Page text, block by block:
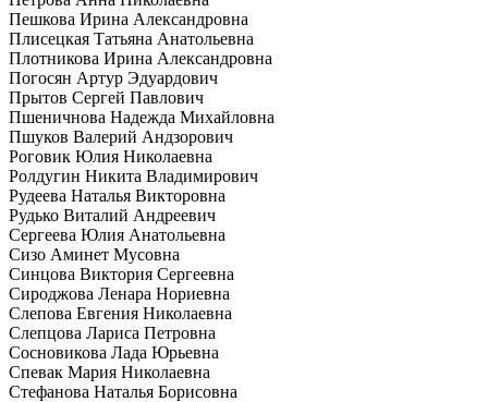
Пешкова Ирина Александровна
Плисецкая Татьяна Анатольевна
Плотникова Ирина Александровна
Погосян Артур Эдуардович
Прытов Сергей Павлович
Пшеничнова Надежда Михайловна
Пшуков Валерий Андзорович
Роговик Юлия Николаевна
Ролдугин Никита Владимирович
Рудеева Наталья Викторовна
Рудько Виталий Андреевич
Сергеева Юлия Анатольевна
Сизо Аминет Мусовна
Синцова Виктория Сергеевна
Сироджова Ленара Нориевна
Слепова Евгения Николаевна
Слепцова Лариса Петровна
Сосновикова Лада Юрьевна
Спевак Мария Николаевна
Стефанова Наталья Борисовна